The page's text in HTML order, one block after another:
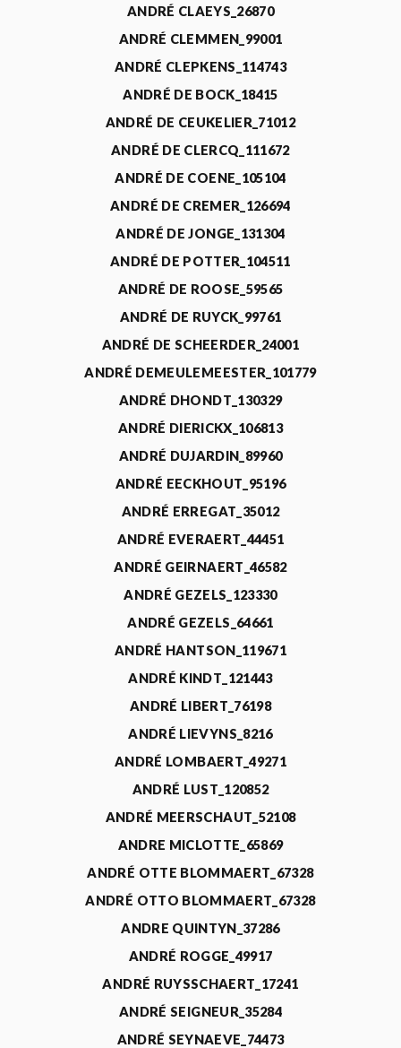
ANDRÉ CLAEYS_26870
ANDRÉ CLEMMEN_99001
ANDRÉ CLEPKENS_114743
ANDRÉ DE BOCK_18415
ANDRÉ DE CEUKELIER_71012
ANDRÉ DE CLERCQ_111672
ANDRÉ DE COENE_105104
ANDRÉ DE CREMER_126694
ANDRÉ DE JONGE_131304
ANDRÉ DE POTTER_104511
ANDRÉ DE ROOSE_59565
ANDRÉ DE RUYCK_99761
ANDRÉ DE SCHEERDER_24001
ANDRÉ DEMEULEMEESTER_101779
ANDRÉ DHONDT_130329
ANDRÉ DIERICKX_106813
ANDRÉ DUJARDIN_89960
ANDRÉ EECKHOUT_95196
ANDRÉ ERREGAT_35012
ANDRÉ EVERAERT_44451
ANDRÉ GEIRNAERT_46582
ANDRÉ GEZELS_123330
ANDRÉ GEZELS_64661
ANDRÉ HANTSON_119671
ANDRÉ KINDT_121443
ANDRÉ LIBERT_76198
ANDRÉ LIEVYNS_8216
ANDRÉ LOMBAERT_49271
ANDRÉ LUST_120852
ANDRÉ MEERSCHAUT_52108
ANDRE MICLOTTE_65869
ANDRÉ OTTE BLOMMAERT_67328
ANDRÉ OTTO BLOMMAERT_67328
ANDRE QUINTYN_37286
ANDRÉ ROGGE_49917
ANDRÉ RUYSSCHAERT_17241
ANDRÉ SEIGNEUR_35284
ANDRÉ SEYNAEVE_74473